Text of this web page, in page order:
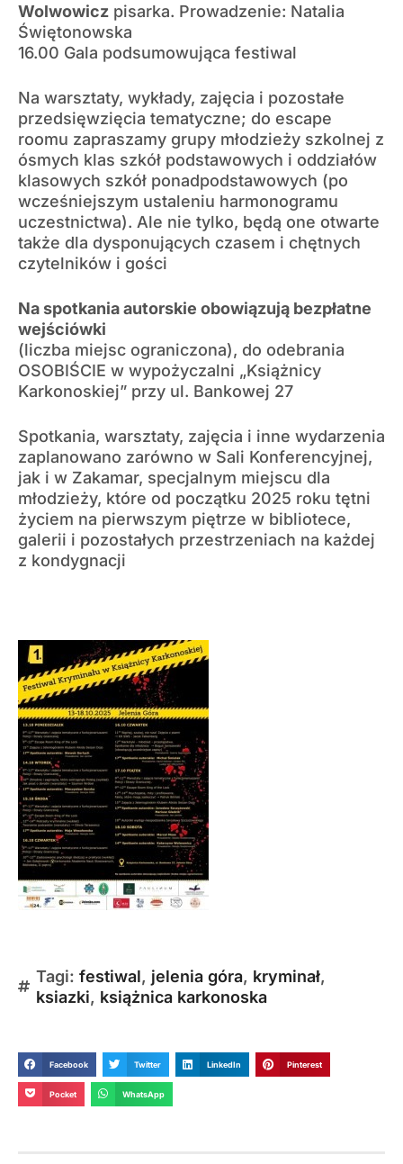
Wolwowicz pisarka. Prowadzenie: Natalia
Świętonowska
16.00 Gala podsumowująca festiwal
Na warsztaty, wykłady, zajęcia i pozostałe
przedsięwzięcia tematyczne; do escape
roomu zapraszamy grupy młodzieży szkolnej z
ósmych klas szkół podstawowych i oddziałów
klasowych szkół ponadpodstawowych (po
wcześniejszym ustaleniu harmonogramu
uczestnictwa). Ale nie tylko, będą one otwarte
także dla dysponujących czasem i chętnych
czytelników i gości
Na spotkania autorskie obowiązują bezpłatne
wejściówki
(liczba miejsc ograniczona), do odebrania
OSOBIŚCIE w wypożyczalni „Książnicy
Karkonoskiej” przy ul. Bankowej 27
Spotkania, warsztaty, zajęcia i inne wydarzenia
zaplanowano zarówno w Sali Konferencyjnej,
jak i w Zakamar, specjalnym miejscu dla
młodzieży, które od początku 2025 roku tętni
życiem na pierwszym piętrze w bibliotece,
galerii i pozostałych przestrzeniach na każdej
z kondygnacji
Tagi: festiwal, jelenia góra, kryminał,
ksiazki, książnica karkonoska
Facebook Twitter LinkedIn Pinterest
Pocket WhatsApp